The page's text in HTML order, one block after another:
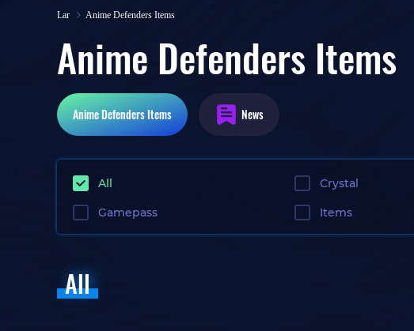
Lar Anime Defenders Items
Anime Defenders Items
Anime DefendersItems News
All Crystal
Gamepass Items
All